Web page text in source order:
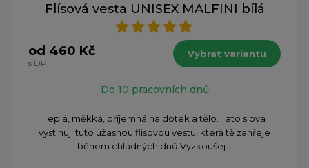
Flísová vesta UNISEX MALFINI bílá
od 460 Kč
s DPH
Vybrat variantu
Do 10 pracovních dnů
Teplá, měkká, příjemná na dotek a tělo. Tato slova
vystihují tuto úžasnou flísovou vestu, která tě zahřeje
během chladných dnů Vyzkoušej...